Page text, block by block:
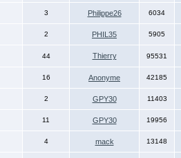
3 Philippe26 6034
2 PHIL35 5905
44 Thierry 95531
16 Anonyme 42185
2 GPY30 11403
11 GPY30 19956
4 mack 13148